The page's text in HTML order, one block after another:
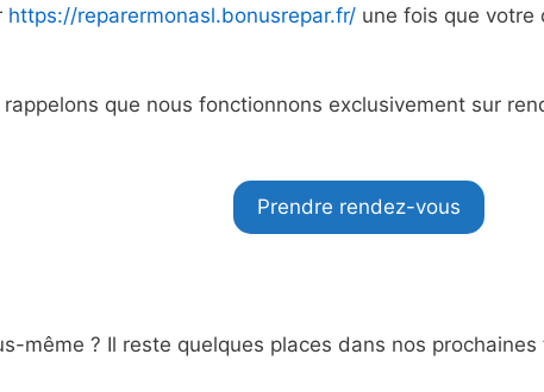
https://reparermonasl.bonusrepar.fr/ une fois que votre
que nous fonctionnons exclusivement sur
Prendre rendez-vous
même ? Il reste quelques places dans nos prochaines